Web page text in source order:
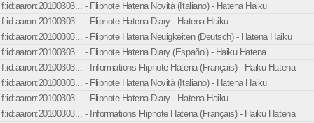
f:id:aaron:20100303... - Flipnote Hatena Novità (Italiano) - Hatena Haiku
f:id:aaron:20100303... - Flipnote Hatena Diary - Hatena Haiku
f:id:aaron:20100303... - Flipnote Hatena Neuigkeiten (Deutsch) - Hatena Haiku
f:id:aaron:20100303... - Flipnote Hatena Diary (Español) - Haiku Hatena
f:id:aaron:20100303... - Informations Flipnote Hatena (Français) - Haiku Hatena
f:id:aaron:20100303... - Flipnote Hatena Novità (Italiano) - Hatena Haiku
f:id:aaron:20100303... - Flipnote Hatena Diary - Hatena Haiku
f:id:aaron:20100303... - Informations Flipnote Hatena (Français) - Haiku Hatena